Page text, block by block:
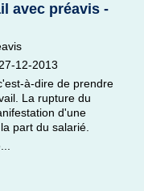
avec préavis -
12-2013
à-dire de prendre
La rupture du
d'une
part du salarié.